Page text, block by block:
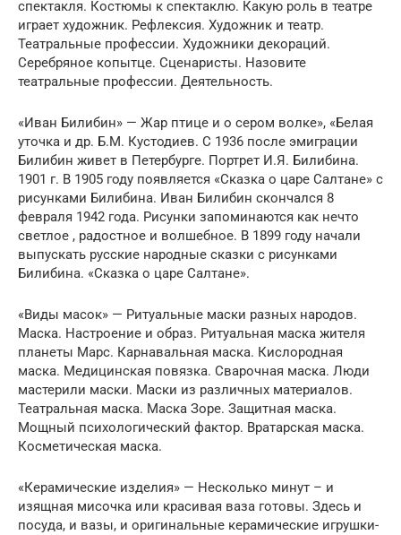
спектакля. Костюмы к спектаклю. Какую роль в театре
играет художник. Рефлексия. Художник и театр.
Театральные профессии. Художники декораций.
Серебряное копытце. Сценаристы. Назовите
театральные профессии. Деятельность.
«Иван Билибин» — Жар птице и о сером волке», «Белая
уточка и др. Б.М. Кустодиев. С 1936 после эмиграции
Билибин живет в Петербурге. Портрет И.Я. Билибина.
1901 г. В 1905 году появляется «Сказка о царе Салтане» с
рисунками Билибина. Иван Билибин скончался 8
февраля 1942 года. Рисунки запоминаются как нечто
светлое , радостное и волшебное. В 1899 году начали
выпускать русские народные сказки с рисунками
Билибина. «Сказка о царе Салтане».
«Виды масок» — Ритуальные маски разных народов.
Маска. Настроение и образ. Ритуальная маска жителя
планеты Марс. Карнавальная маска. Кислородная
маска. Медицинская повязка. Сварочная маска. Люди
мастерили маски. Маски из различных материалов.
Театральная маска. Маска Зоре. Защитная маска.
Мощный психологический фактор. Вратарская маска.
Косметическая маска.
«Керамические изделия» — Несколько минут – и
изящная мисочка или красивая ваза готовы. Здесь и
посуда, и вазы, и оригинальные керамические игрушки-